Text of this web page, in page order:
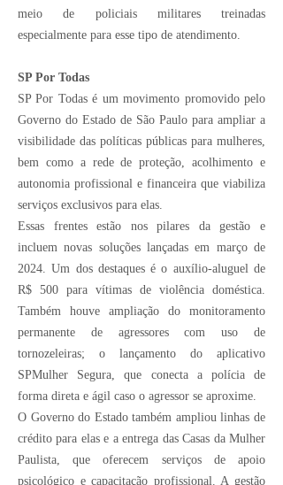
meio de policiais militares treinadas
especialmente para esse tipo de atendimento.
SP Por Todas
SP Por Todasé um movimento promovido pelo
Governo do Estado de São Paulo para ampliar a
visibilidade das políticas públicas para mulheres,
bem como a rede de proteção, acolhimento e
autonomia profissional e financeira que viabiliza
serviços exclusivos para elas.
Essas frentes estão nos pilares da gestão e
incluem novas soluções lançadas em março de
2024. Um dos destaques é o auxílio-aluguel de
R$ 500 para vítimas de violência doméstica.
Também houve ampliação do monitoramento
permanente de agressores com uso de
tornozeleiras; o lançamento do aplicativo
SPMulher Segura, que conecta a polícia de
forma direta e ágil caso o agressor se aproxime.
O Governo do Estado também ampliou linhas de
crédito para elas e a entrega das Casas da Mulher
Paulista, que oferecem serviços de apoio
psicológico e capacitação profissional. A gestão